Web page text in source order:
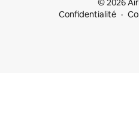
© 2026
Confidentialité